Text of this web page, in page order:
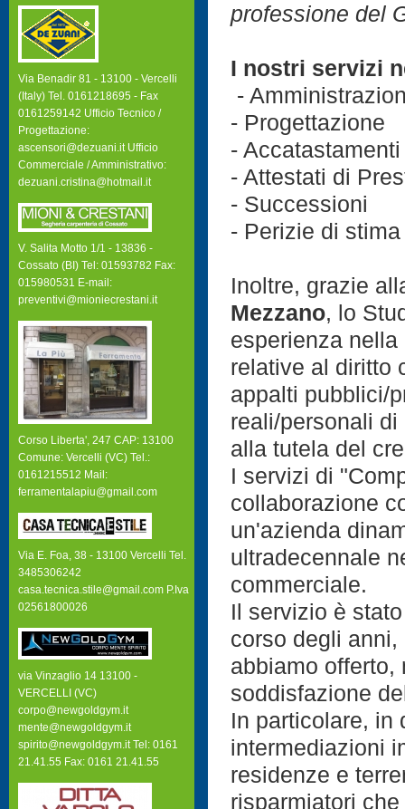
professione del
I nostri servizi
-
- Progettazione
- Accatastamenti
- Attestati di
- Successioni
- Perizie di stima
Inoltre, grazie
Mezzano, lo
esperienza
relative al diritto
appalti pubblici/
reali/personali
alla tutela del
I servizi di
collaborazione
un'azienda
ultradecennale
commerciale.
Il servizio è
corso degli
abbiamo
soddisfazione
In particolare, in
intermediazioni
residenze e
risparmiatori
Via Benadir 81 - 13100 - Vercelli
(Italy) Tel. 0161218695 - Fax
0161259142 Ufficio Tecnico /
Progettazione:
ascensori@dezuani.it Ufficio
Commerciale / Amministrativo:
dezuani.cristina@hotmail.it
V. Salita Motto 1/1 - 13836 -
Cossato (BI) Tel: 01593782 Fax:
015980531 E-mail:
preventivi@mioniecrestani.it
Corso Liberta', 247 CAP: 13100
Comune: Vercelli (VC) Tel.:
0161215512 Mail:
ferramentalapiu@gmail.com
Via E. Foa, 38 - 13100 Vercelli Tel.
3485306242
casa.tecnica.stile@gmail.com P.Iva
02561800026
via Vinzaglio 14 13100 -
VERCELLI (VC)
corpo@newgoldgym.it
mente@newgoldgym.it
spirito@newgoldgym.it Tel: 0161
21.41.55 Fax: 0161 21.41.55